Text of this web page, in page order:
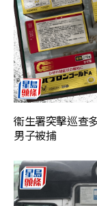
衞生署突擊巡查
男子被捕